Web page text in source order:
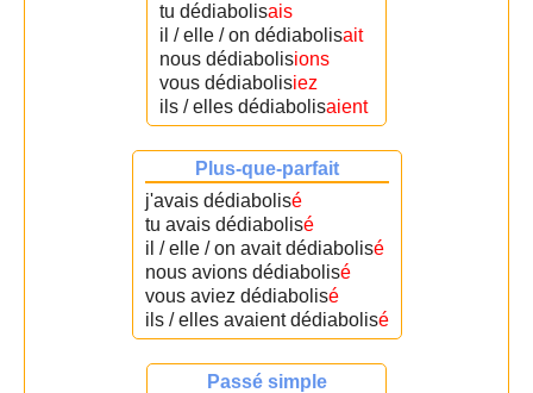
tu dédiabolisais
il / elle / on dédiabolisait
nous dédiabolisions
vous dédiabolisiez
ils / elles dédiabolisaient
Plus-que-parfait
j'avais dédiabolisé
tu avais dédiabolisé
il / elle / on avait dédiabolisé
nous avions dédiabolisé
vous aviez dédiabolisé
ils / elles avaient dédiabolisé
Passé simple